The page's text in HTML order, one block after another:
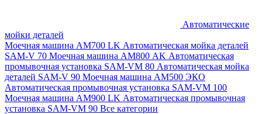
Автоматические
мойки деталей
Моечная машина AM700 LK Автоматическая мойка деталей
SAM-V 70 Моечная машина АМ800 AK Автоматическая
промывочная установка SAM-VM 80 Автоматическая мойка
деталей SAM-V 90 Моечная машина АМ500 ЭКО
Автоматическая промывочная установка SAM-VM 100
Моечная машина AM900 LK Автоматическая промывочная
установка SAM-VM 90 Все категории